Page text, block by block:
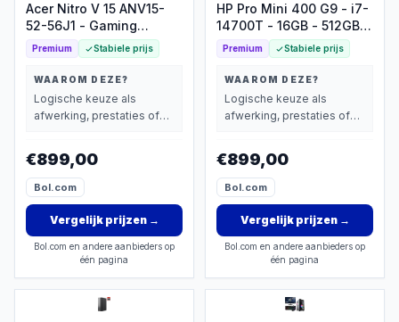
Acer Nitro V 15 ANV15-
52-56J1 - Gaming
Laptop - 15 inch 165Hz -
i5 - 16GB - 512GB SSD
RTX 5050 - Verlicht
toetsenbord - inclusief
Nitro Wireless Controller
Premium Stabiele prijs
WAAROM DEZE?
Logische keuze als
afwerking, prestaties of
€899,00
Bol.com
Vergelijk prijzen→
Bol.com en andere aanbieders op
één pagina
HP Pro Mini 400 G9 - i7-
14700T - 16GB - 512GB
SSD - W11P NL –
QWERTY US/int
toetsenbord
Premium Stabiele prijs
WAAROM DEZE?
Logische keuze als
afwerking, prestaties of
€899,00
Bol.com
Vergelijk prijzen→
Bol.com en andere aanbieders op
één pagina